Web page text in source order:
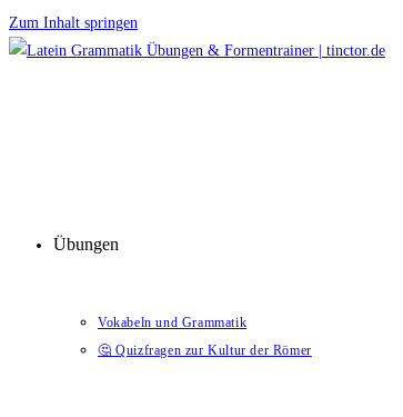
Zum Inhalt springen
Übungen
Vokabeln und Grammatik
🤔 Quizfragen zur Kultur der Römer